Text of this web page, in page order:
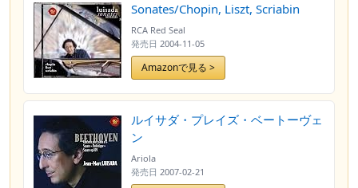
Sonates/Chopin, Liszt, Scriabin
RCA Red Seal
発売日 2004-11-05
Amazonで見る >
ルイサダ・プレイズ・ベートーヴェ
ン
Ariola
発売日 2007-02-21